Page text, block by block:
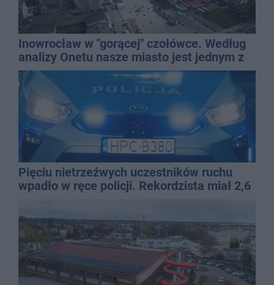
Inowrocław w "gorącej" czołówce. Według
analizy Onetu nasze miasto jest jednym z
najbardziej narażonych na upały
Pięciu nietrzeźwych uczestników ruchu
wpadło w ręce policji. Rekordzista miał 2,6